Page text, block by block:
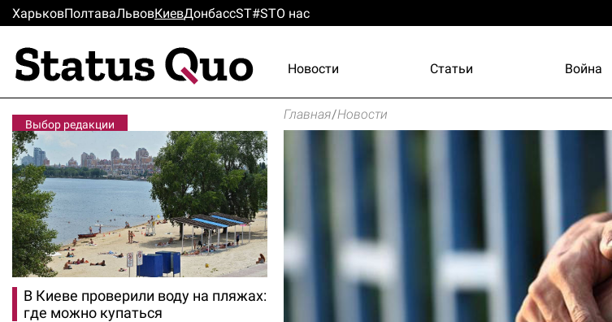
ХарьковПолтаваЛьвовКиевДонбассST#STО нас
Новости Статьи Война
Выбор редакции
В Киеве проверили воду на пляжах:
где можно купаться
Главная/Новости